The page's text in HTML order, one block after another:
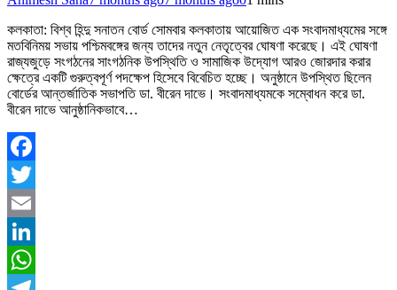
কলকাতা: বিশ্ব হিন্দু সনাতন বোর্ড সোমবার কলকাতায় আয়োজিত এক সংবাদমাধ্যমের সঙ্গে
মতবিনিময় সভায় পশ্চিমবঙ্গের জন্য তাদের নতুন নেতৃত্বের ঘোষণা করেছে। এই ঘোষণা
রাজ্যজুড়ে সংগঠনের সাংগঠনিক উপস্থিতি ও সামাজিক উদ্যোগ আরও জোরদার করার
ক্ষেত্রে একটি গুরুত্বপূর্ণ পদক্ষেপ হিসেবে বিবেচিত হচ্ছে। অনুষ্ঠানে উপস্থিত ছিলেন
বোর্ডের আন্তর্জাতিক সভাপতি ডা. বীরেন দাভে। সংবাদমাধ্যমকে সম্বোধন করে ডা.
বীরেন দাভে আনুষ্ঠানিকভাবে…
Facebook
Twitter
Email
LinkedIn